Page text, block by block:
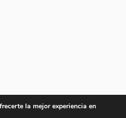
la mejor experiencia en